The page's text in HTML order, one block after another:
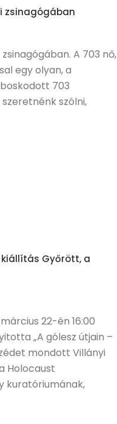
zsinagógában
A 703 nő,
egy olyan, a
703
szólni,
kiállítás Győrött, a
22-én 16:00
„A gólesz útjain –
mondott Villányi
Holocaust
kuratóriumának,